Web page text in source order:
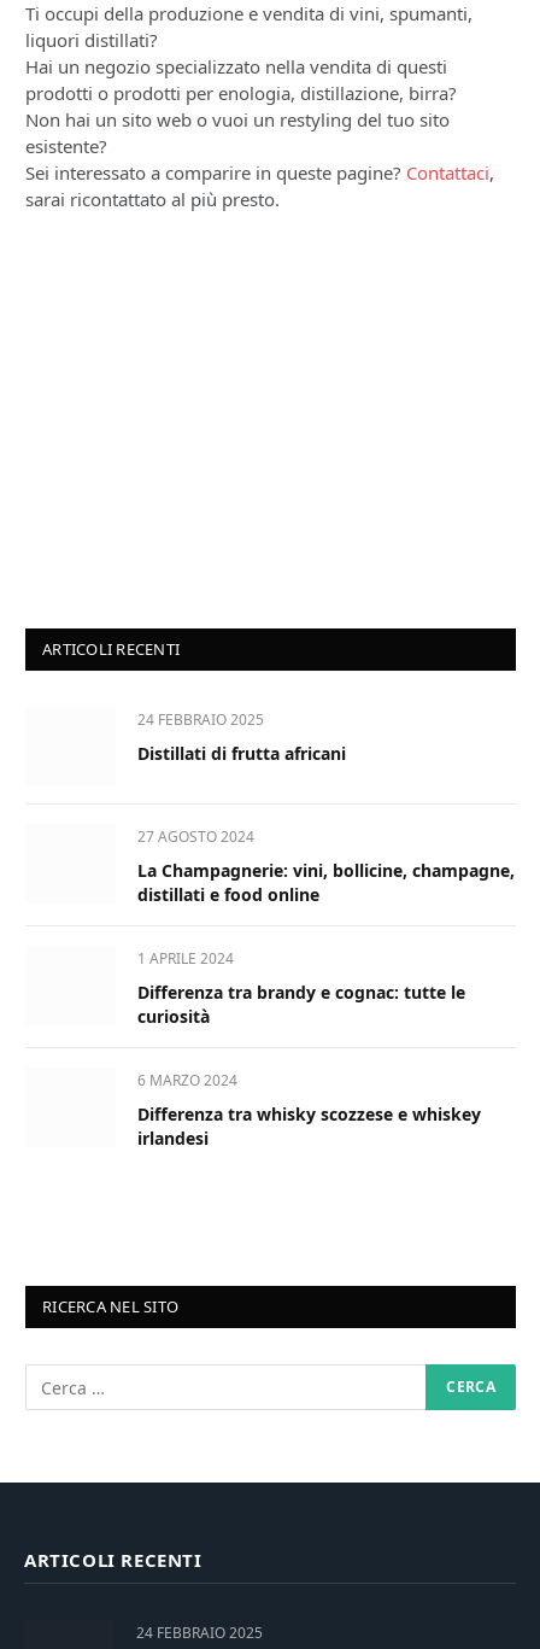
Ti occupi della produzione e vendita di vini, spumanti,
liquori distillati?
Hai un negozio specializzato nella vendita di questi
prodotti o prodotti per enologia, distillazione, birra?
Non hai un sito web o vuoi un restyling del tuo sito
esistente?
Sei interessato a comparire in queste pagine? Contattaci,
sarai ricontattato al più presto.
ARTICOLI RECENTI
24 FEBBRAIO 2025
Distillati di frutta africani
27 AGOSTO 2024
La Champagnerie: vini, bollicine, champagne,
distillati e food online
1 APRILE 2024
Differenza tra brandy e cognac: tutte le
curiosità
6 MARZO 2024
Differenza tra whisky scozzese e whiskey
irlandesi
RICERCA NEL SITO
ARTICOLI RECENTI
24 FEBBRAIO 2025